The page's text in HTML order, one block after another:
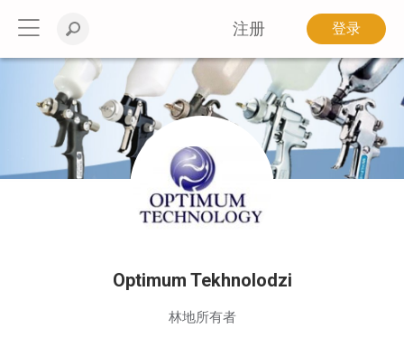
注册 登录
Optimum Tekhnolodzi
林地所有者